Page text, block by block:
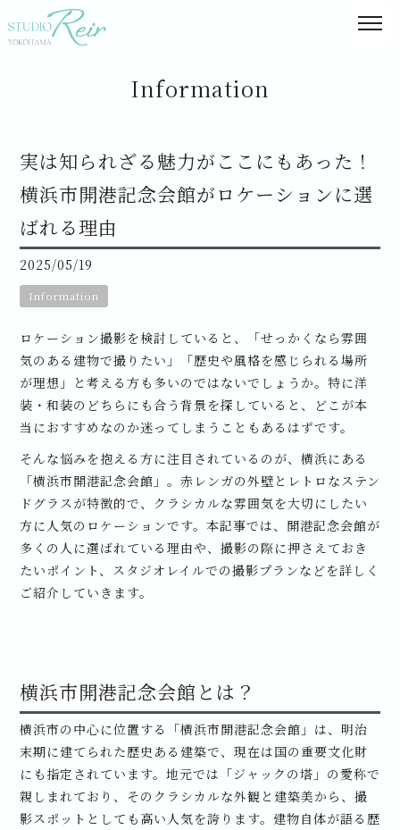
Information
実は知られざる魅力がここにもあった！
横浜市開港記念会館がロケーションに選
ばれる理由
2025/05/19
Information
ロケーション撮影を検討していると、「せっかくなら雰囲
気のある建物で撮りたい」「歴史や風格を感じられる場所
が理想」と考える方も多いのではないでしょうか。特に洋
装・和装のどちらにも合う背景を探していると、どこが本
当におすすめなのか迷ってしまうこともあるはずです。
そんな悩みを抱える方に注目されているのが、横浜にある
「横浜市開港記念会館」。赤レンガの外壁とレトロなステン
ドグラスが特徴的で、クラシカルな雰囲気を大切にしたい
方に人気のロケーションです。本記事では、開港記念会館が
多くの人に選ばれている理由や、撮影の際に押さえておき
たいポイント、スタジオレイルでの撮影プランなどを詳しく
ご紹介していきます。
横浜市開港記念会館とは？
横浜市の中心に位置する「横浜市開港記念会館」は、明治
末期に建てられた歴史ある建築で、現在は国の重要文化財
にも指定されています。地元では「ジャックの塔」の愛称で
親しまれており、そのクラシカルな外観と建築美から、撮
影スポットとしても高い人気を誇ります。建物自体が語る歴